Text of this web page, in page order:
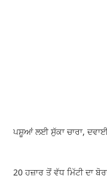
ਪਸ਼ੂਆਂ ਲਈ ਸੁੱਕਾ ਚਾਰਾ,
20 ਹਜ਼ਾਰ ਤੋਂ ਵੱਧ ਮਿੱਟੀ ਦਾ